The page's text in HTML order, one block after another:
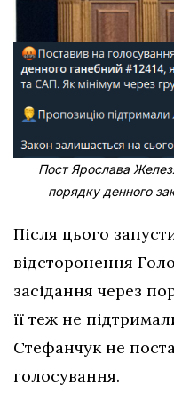
Пост Ярослава
порядку денного
Після цього
відсторонення
засідання через
її теж не
Стефанчук не
голосування.